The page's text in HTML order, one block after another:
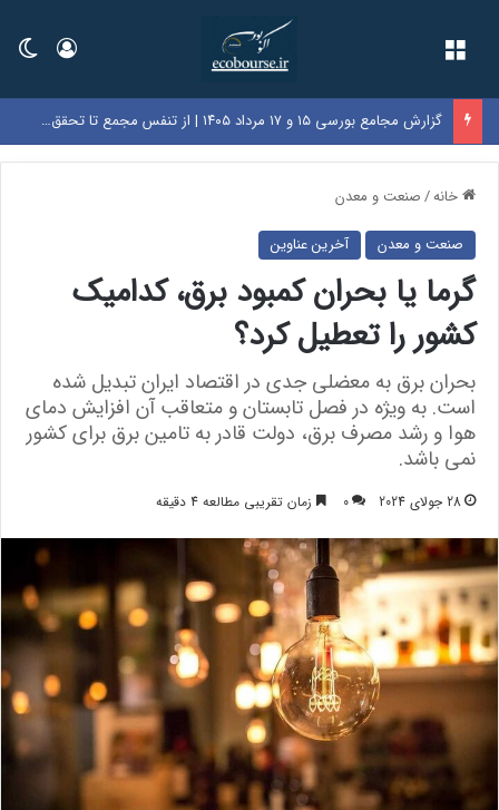
ورود
گزارش مجامع بورسی ۱۵ و ۱۷ مرداد ۱۴۰۵ | از تنفس مجمع تا تحقق زیان ۷۲۰ ریالی در این نماد‌ها
خانه/صنعت و معدن
صنعت و معدن آخرین عناوین
گرما یا بحران کمبود برق، کدامیک
کشور را تعطیل کرد؟
بحران برق به معضلی جدی در اقتصاد ایران تبدیل شده
است. به ویژه در فصل تابستان و متعاقب آن افزایش دمای
هوا و رشد مصرف برق، دولت قادر به تامین برق برای کشور
نمی باشد.
28 جولای 2024 0 زمان تقریبی مطالعه 4 دقیقه